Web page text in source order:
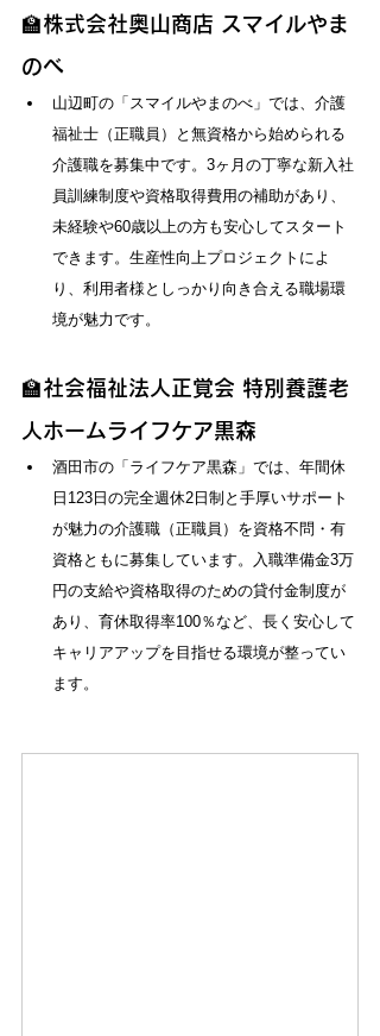
🏫株式会社奥山商店 スマイルやま
のべ
山辺町の「スマイルやまのべ」では、介護
福祉士（正職員）と無資格から始められる
介護職を募集中です。3ヶ月の丁寧な新入社
員訓練制度や資格取得費用の補助があり、
未経験や60歳以上の方も安心してスタート
できます。生産性向上プロジェクトによ
り、利用者様としっかり向き合える職場環
境が魅力です。
🏫社会福祉法人正覚会 特別養護老
人ホームライフケア黒森
酒田市の「ライフケア黒森」では、年間休
日123日の完全週休2日制と手厚いサポート
が魅力の介護職（正職員）を資格不問・有
資格ともに募集しています。入職準備金3万
円の支給や資格取得のための貸付金制度が
あり、育休取得率100％など、長く安心して
キャリアアップを目指せる環境が整ってい
ます。